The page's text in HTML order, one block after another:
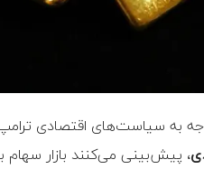
به سیاست‌های اقتصادی
، پیش‌بینی می‌کنند بازار سهام